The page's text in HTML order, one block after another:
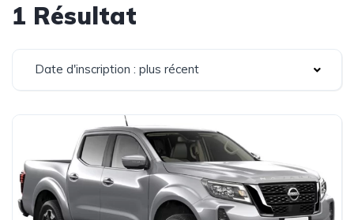
1 Résultat
Date d'inscription : plus récent